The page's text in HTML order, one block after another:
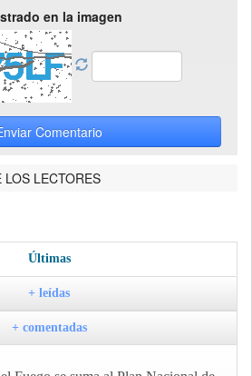
en la imagen
Comentario
LECTORES
Últimas
+ leídas
+ comentadas